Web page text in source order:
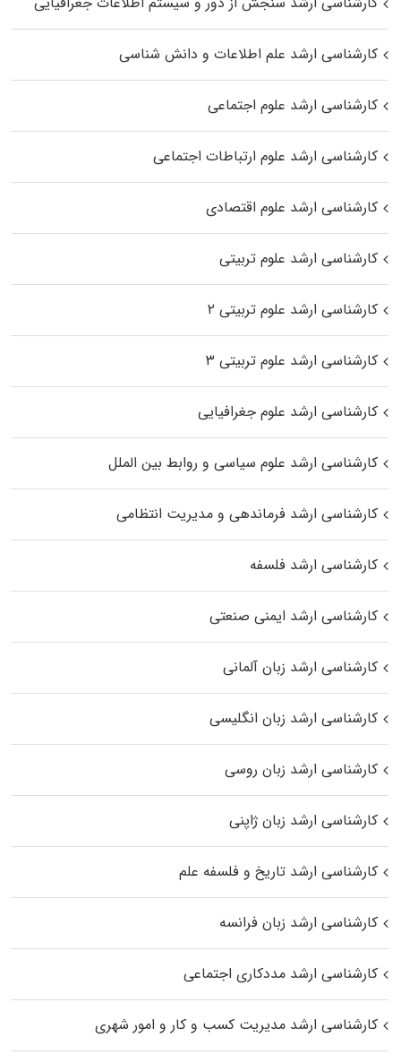
کارشناسی ارشد علم اطلاعات و دانش شناسی
کارشناسی ارشد علوم اجتماعی
کارشناسی ارشد علوم ارتباطات اجتماعی
کارشناسی ارشد علوم اقتصادی
کارشناسی ارشد علوم تربیتی
کارشناسی ارشد علوم تربیتی ۲
کارشناسی ارشد علوم تربیتی ۳
کارشناسی ارشد علوم جغرافیایی
کارشناسی ارشد علوم سیاسی و روابط بین الملل
کارشناسی ارشد فرماندهی و مدیریت انتظامی
کارشناسی ارشد فلسفه
کارشناسی ارشد ایمنی صنعتی
کارشناسی ارشد زبان آلمانی
کارشناسی ارشد زبان انگلیسی
کارشناسی ارشد زبان روسی
کارشناسی ارشد زبان ژاپنی
کارشناسی ارشد تاریخ و فلسفه علم
کارشناسی ارشد زبان فرانسه
کارشناسی ارشد مددکاری اجتماعی
کارشناسی ارشد مدیریت کسب و کار و امور شهری